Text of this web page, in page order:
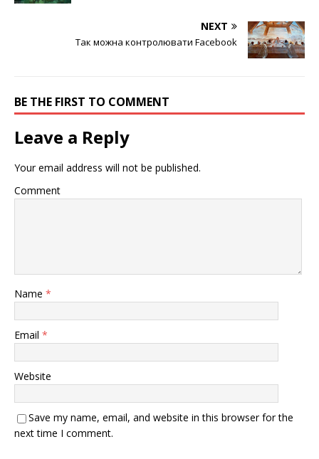
NEXT
Так можна контролювати Facebook
BE THE FIRST TO COMMENT
Leave a Reply
Your email address will not be published.
Comment
Name *
Email *
Website
Save my name, email, and website in this browser for the
next time I comment.